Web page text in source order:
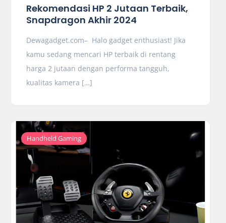
Rekomendasi HP 2 Jutaan Terbaik,
Snapdragon Akhir 2024
Dewagadget.com– Halo gadget enthusiast! Jika
kamu sedang mencari HP terbaik di rentang
harga 2 jutaan dengan performa tangguh,
kualitas kamera […]
Handheld Gaming